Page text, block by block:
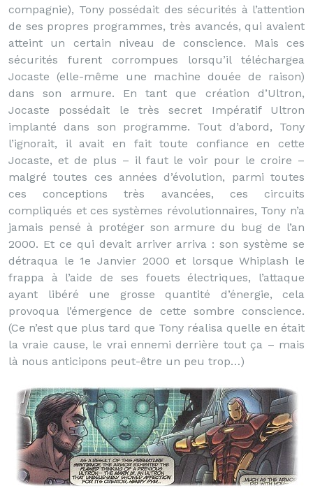
compagnie), Tony possédait des sécurités à l’attention
de ses propres programmes, très avancés, qui avaient
atteint un certain niveau de conscience. Mais ces
sécurités furent corrompues lorsqu’il téléchargea
Jocaste (elle-même une machine douée de raison)
dans son armure. En tant que création d’Ultron,
Jocaste possédait le très secret Impératif Ultron
implanté dans son programme. Tout d’abord, Tony
l’ignorait, il avait en fait toute confiance en cette
Jocaste, et de plus – il faut le voir pour le croire –
malgré toutes ces années d’évolution, parmi toutes
ces conceptions très avancées, ces circuits
compliqués et ces systèmes révolutionnaires, Tony n’a
jamais pensé à protéger son armure du bug de l’an
2000. Et ce qui devait arriver arriva : son système se
détraqua le 1e Janvier 2000 et lorsque Whiplash le
frappa à l’aide de ses fouets électriques, l’attaque
ayant libéré une grosse quantité d’énergie, cela
provoqua l’émergence de cette sombre conscience.
(Ce n’est que plus tard que Tony réalisa quelle en était
la vraie cause, le vrai ennemi derrière tout ça – mais
là nous anticipons peut-être un peu trop…)